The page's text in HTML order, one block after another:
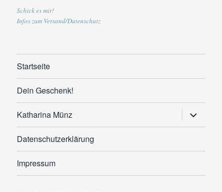
Schick es mir!
Infos zum Versand/Datenschutz
Startseite
Dein Geschenk!
Katharina Münz
anzeigen
Datenschutzerklärung
Impressum